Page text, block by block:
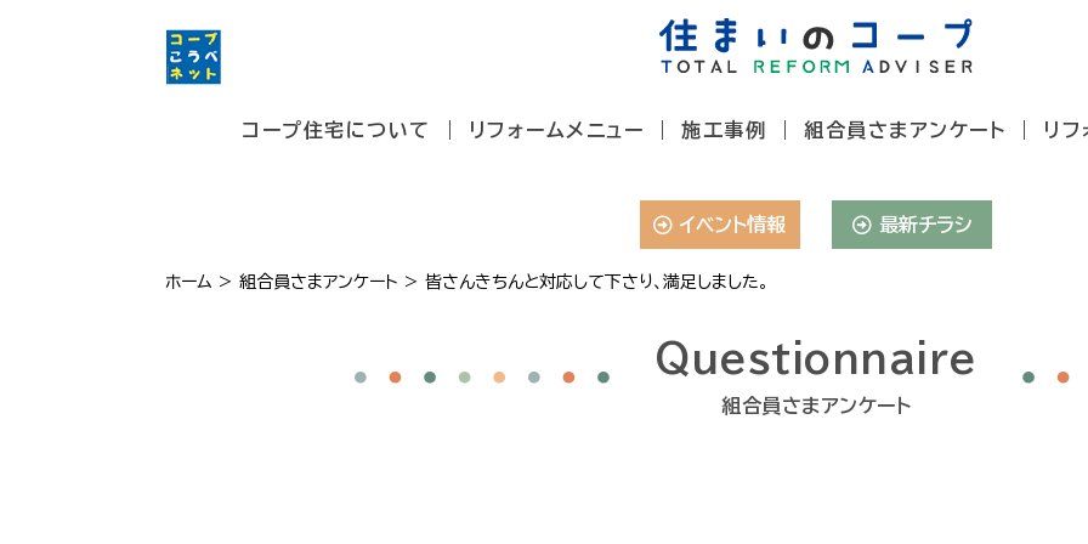
コープ住宅について リフォームメニュー 施工事例 組合員さまアンケート リ
イベント情報 最新チラシ
ホーム > 組合員さまアンケート > 皆さんきちんと対応して下さり、満足しました。
Questionnaire
組合員さまアンケート